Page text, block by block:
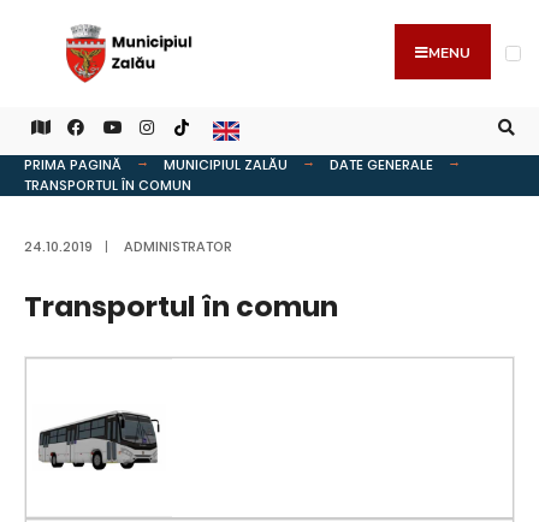
MENU
PRIMA PAGINĂ MUNICIPIUL ZALĂU
DATE GENERALE
TRANSPORTUL ÎN COMUN
24.10.2019 | ADMINISTRATOR
Transportul în comun